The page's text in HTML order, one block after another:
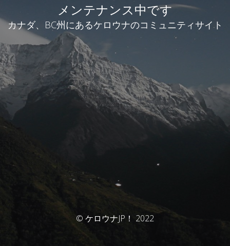
メンテナンス中です
カナダ、BC州にあるケロウナのコミュニティサイト
© ケロウナJP！ 2022